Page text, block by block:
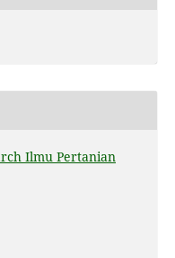
Ilmu Pertanian